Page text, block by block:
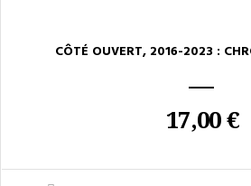
CÔTÉ OUVERT, 2016-2023 :
17,00 €